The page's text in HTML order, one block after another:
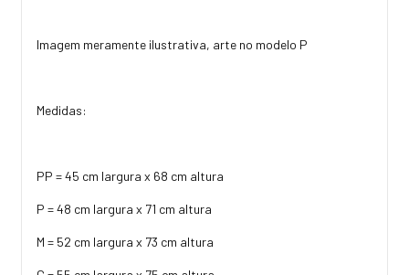
Imagem meramente ilustrativa, arte no modelo P
Medidas:
PP = 45 cm largura x 68 cm altura
P = 48 cm largura x 71 cm altura
M = 52 cm largura x 73 cm altura